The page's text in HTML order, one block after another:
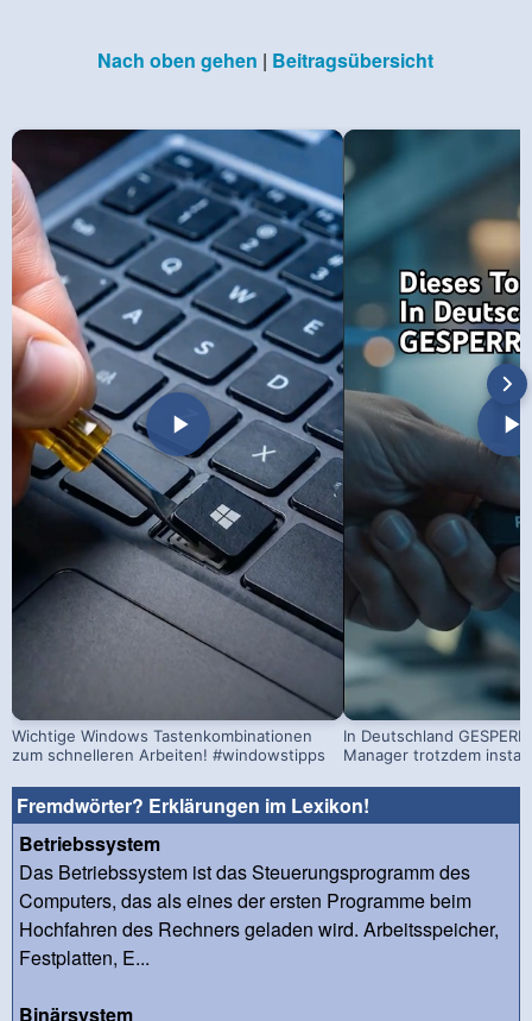
Nach oben gehen | Beitragsübersicht
Wichtige Windows Tastenkombinationen
zum schnelleren Arbeiten! #windowstipps
In Deutschland
Manager trotzdem
Fremdwörter? Erklärungen im Lexikon!
Betriebssystem
Das Betriebssystem ist das Steuerungsprogramm des
Computers, das als eines der ersten Programme beim
Hochfahren des Rechners geladen wird. Arbeitsspeicher,
Festplatten, E...
Binärsystem